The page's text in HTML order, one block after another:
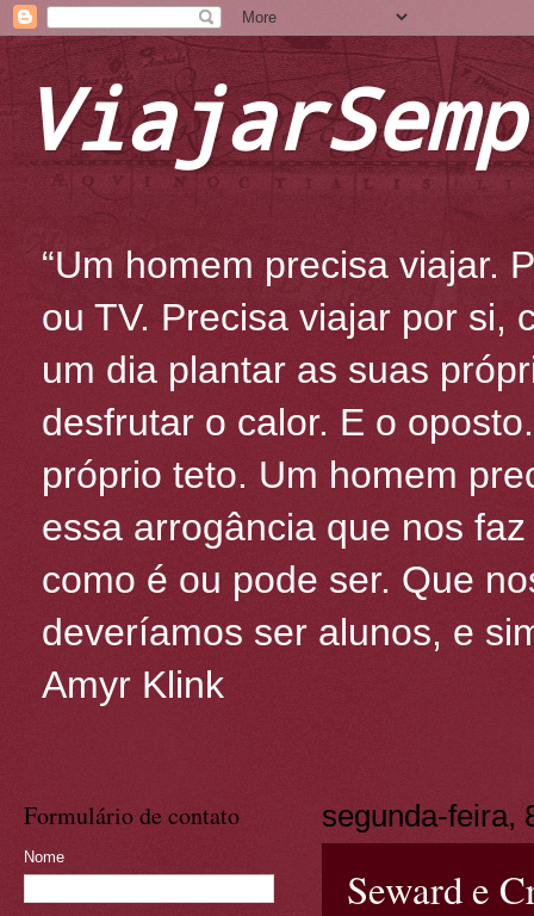
“Um homem precisa viajar.
ou TV. Precisa viajar por si,
um dia plantar as suas
desfrutar o calor. E o
próprio teto. Um homem
essa arrogância que nos
como é ou pode ser. Que
deveríamos ser alunos, e
Amyr Klink
segunda-feira,
Seward e
Formulário de contato
Nome